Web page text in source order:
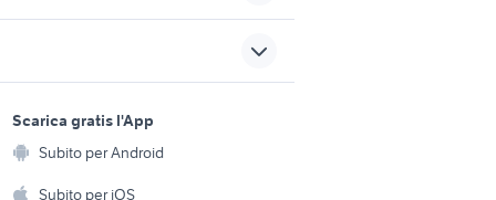
gommone a viterbo e
provincia
e
Scarica gratis l'App
Subito per Android
Subito per iOS